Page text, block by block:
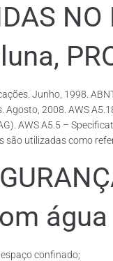
Junho, 1998.
2008. AWS
AWS A5.5 –
são utilizadas como
confinado;